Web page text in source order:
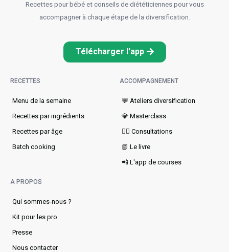
Recettes pour bébé et conseils de diététiciennes pour vous
accompagner à chaque étape de la diversification.
Télécharger l'app
RECETTES
Menu de la semaine​
Recettes par ingrédients
Recettes par âge
Batch cooking
ACCOMPAGNEMENT
💬 Ateliers diversification
💎 Masterclass
👩‍⚕️ Consultations
📗 Le livre
📲 L'app de courses
A PROPOS
Qui sommes-nous ?
Kit pour les pro
Presse
Nous contacter